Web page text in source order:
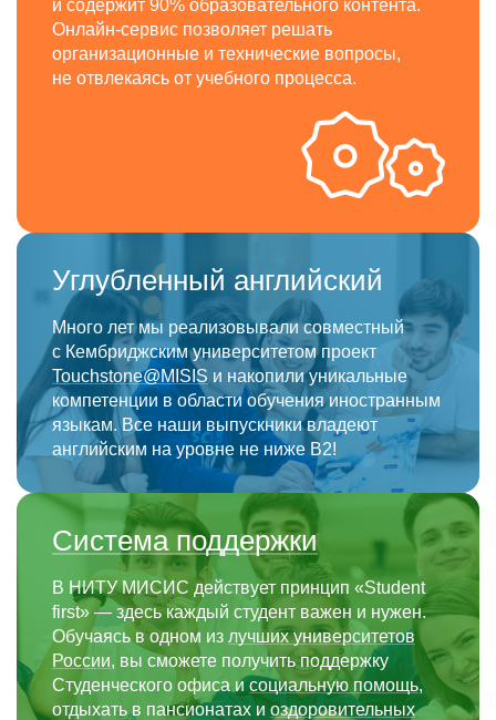
и содержит 90% образовательного контента.
Онлайн-сервис позволяет решать
организационные и технические вопросы,
не отвлекаясь от учебного процесса.
Углубленный английский
Много лет мы реализовывали совместный
с Кембриджским университетом проект
Touchstone@MISIS и накопили уникальные
компетенции в области обучения иностранным
языкам. Все наши выпускники владеют
английским на уровне не ниже В2!
Система поддержки
В НИТУ МИСИС действует принцип «Student
first» — здесь каждый студент важен и нужен.
Обучаясь в одном из лучших университетов
России, вы сможете получить поддержку
Студенческого офиса и социальную помощь,
отдыхать в пансионатах и оздоровительных